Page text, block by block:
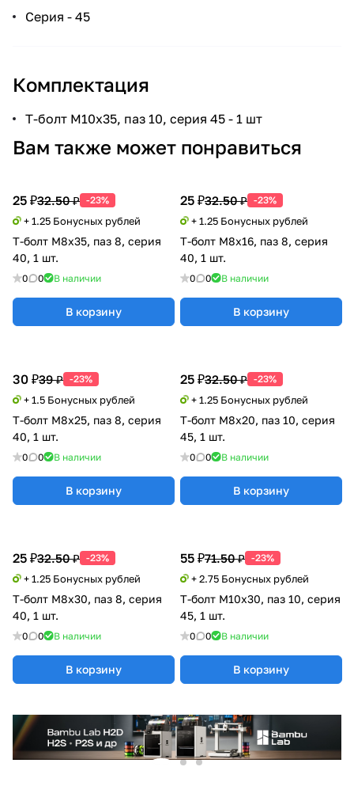
Серия - 45
Комплектация
Т-болт М10х35, паз 10, серия 45 - 1 шт
Вам также может понравиться
25 ₽32.50 ₽ -23%
+ 1.25 Бонусных рублей
Т-болт М8х35, паз 8, серия
40, 1 шт.
0 0 В наличии
В корзину
25 ₽32.50 ₽ -23%
+ 1.25 Бонусных рублей
Т-болт М8х16, паз 8, серия
40, 1 шт.
0 0 В наличии
В корзину
25 ₽32.50 ₽ -23%
+ 1.25 Бонусных рублей
Т-болт М8х20, паз 10, серия
45, 1 шт.
0 0 В наличии
В корзину
25 ₽32.50 ₽ -23%
+ 1.25 Бонусных рублей
Т-болт М8х30, паз 8, серия
40, 1 шт.
0 0 В наличии
В корзину
55 ₽71.50 ₽ -23%
+ 2.75 Бонусных рублей
Т-болт М10х30, паз 10, серия
45, 1 шт.
0 0 В наличии
В корзину
30 ₽39 ₽ -23%
+ 1.5 Бонусных рублей
Т-болт М8х25, паз 8, серия
40, 1 шт.
0 0 В наличии
В корзину